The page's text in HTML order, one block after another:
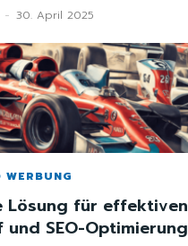
- 30. April 2025
Lösung für effektiven
und SEO-Optimierung